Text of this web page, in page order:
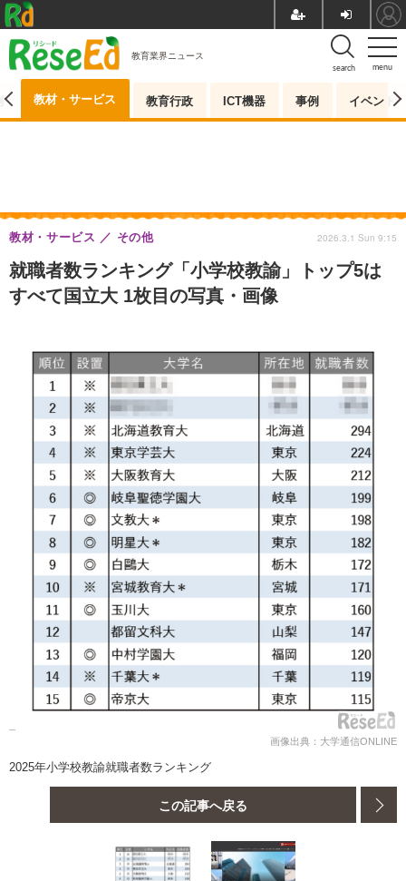
menu
search
教育業界ニュース
教材・サービス 教育行政 ICT機器 事例 イベント
就職者数ランキング「小学校教諭」トップ5は
すべて国立大 1枚目の写真・画像
教材・サービス その他 2026.3.1 Sun 9:15
画像出典：大学通信ONLINE
2025年小学校教諭就職者数ランキング
この記事へ戻る